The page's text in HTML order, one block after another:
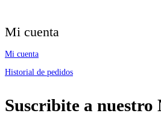
Mi cuenta
Mi cuenta
Historial de pedidos
Suscribite a nuestro